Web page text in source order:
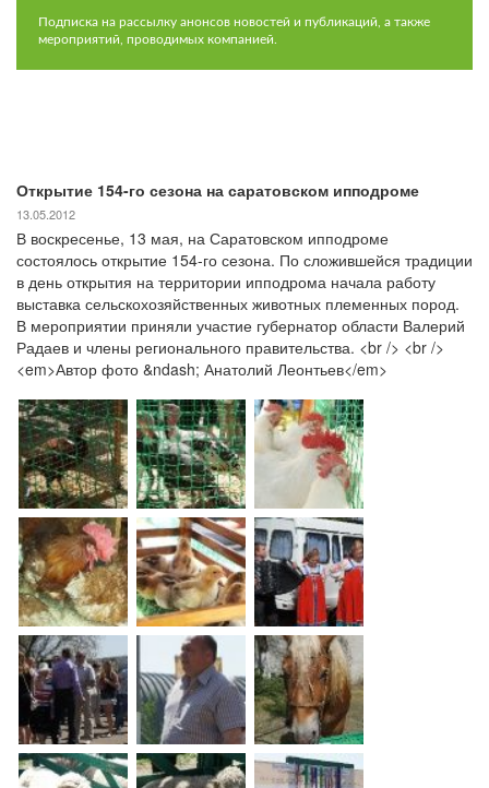
Подписка на рассылку анонсов новостей и публикаций, а также
мероприятий, проводимых компанией.
Открытие 154-го сезона на саратовском ипподроме
13.05.2012
В воскресенье, 13 мая, на Саратовском ипподроме
состоялось открытие 154-го сезона. По сложившейся традиции
в день открытия на территории ипподрома начала работу
выставка сельскохозяйственных животных племенных пород.
В мероприятии приняли участие губернатор области Валерий
Радаев и члены регионального правительства. <br /> <br />
<em>Автор фото &ndash; Анатолий Леонтьев</em>